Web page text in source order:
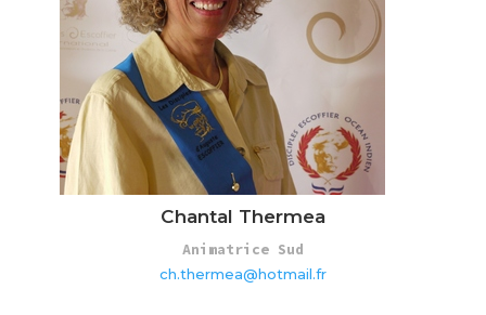
Chantal Thermea
Animatrice Sud
ch.thermea@hotmail.fr